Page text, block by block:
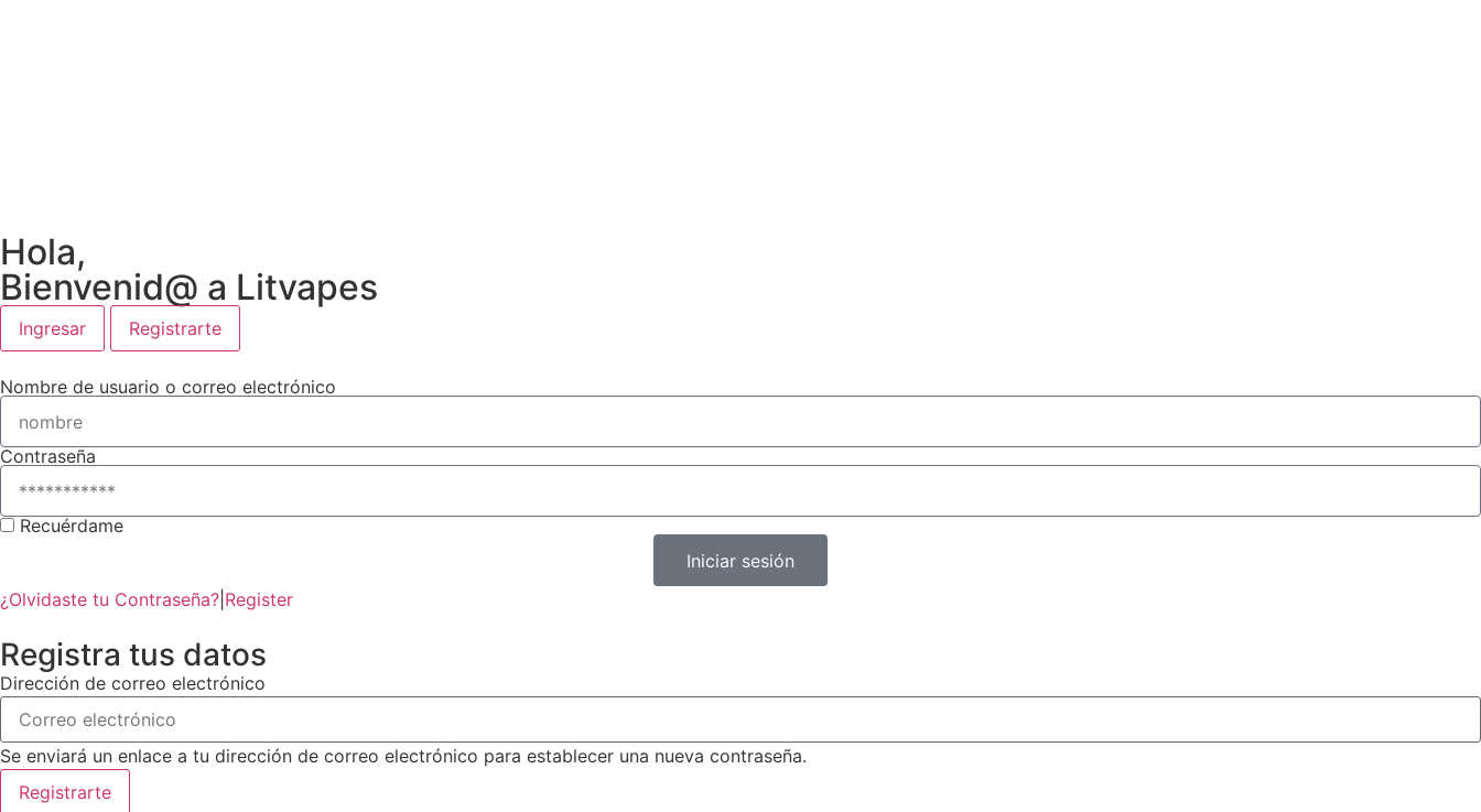
Hola,
Bienvenid@ a Litvapes
Ingresar Registrarte
Nombre de usuario o correo electrónico
Contraseña
Recuérdame
Iniciar sesión
¿Olvidaste tu Contraseña? Register
Registra tus datos
Dirección de correo electrónico
Se enviará un enlace a tu dirección de correo electrónico para establecer una nueva contraseña.
Registrarte